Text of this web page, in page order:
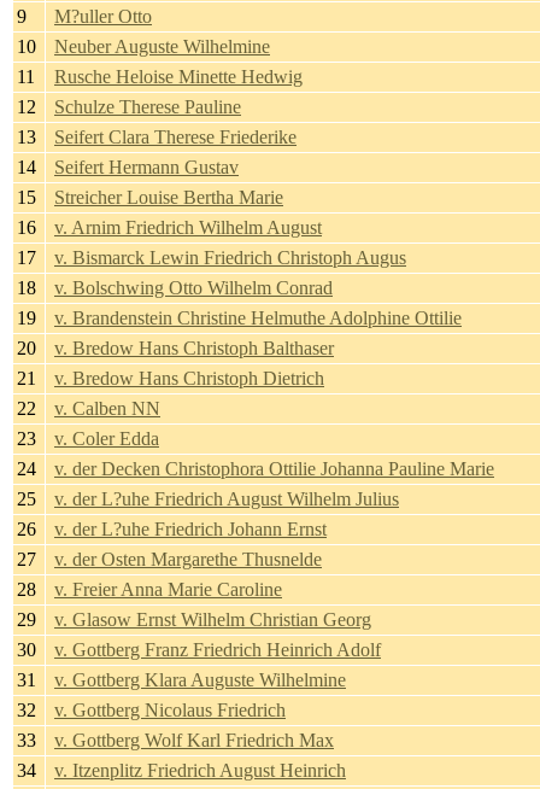
9
M?uller Otto
10
Neuber Auguste Wilhelmine
11
Rusche Heloise Minette Hedwig
12
Schulze Therese Pauline
13
Seifert Clara Therese Friederike
14
Seifert Hermann Gustav
15
Streicher Louise Bertha Marie
16
v. Arnim Friedrich Wilhelm August
17
v. Bismarck Lewin Friedrich Christoph Augus
18
v. Bolschwing Otto Wilhelm Conrad
19
v. Brandenstein Christine Helmuthe Adolphine Ottilie
20
v. Bredow Hans Christoph Balthaser
21
v. Bredow Hans Christoph Dietrich
22
v. Calben NN
23
v. Coler Edda
24
v. der Decken Christophora Ottilie Johanna Pauline Marie
25
v. der L?uhe Friedrich August Wilhelm Julius
26
v. der L?uhe Friedrich Johann Ernst
27
v. der Osten Margarethe Thusnelde
28
v. Freier Anna Marie Caroline
29
v. Glasow Ernst Wilhelm Christian Georg
30
v. Gottberg Franz Friedrich Heinrich Adolf
31
v. Gottberg Klara Auguste Wilhelmine
32
v. Gottberg Nicolaus Friedrich
33
v. Gottberg Wolf Karl Friedrich Max
34
v. Itzenplitz Friedrich August Heinrich